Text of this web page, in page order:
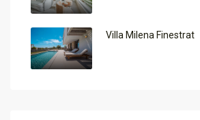
Villa Milena Finestrat